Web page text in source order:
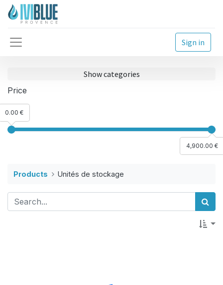
Sign in
Show categories
Price
4,900.00 €
0.00 €
Products Unités de stockage